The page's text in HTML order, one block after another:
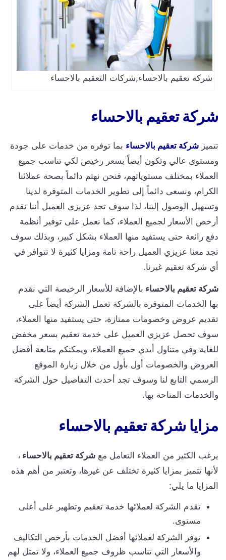
شركة تعقيم بالاحساء,شركات التعقيم بالاحساء
شركة تعقيم بالاحساء
تتميز شركة تعقيم بالاحساء بما توفره من خدمات على جودة
ومستوى عالي وتكون أيضاً بسعر رخيص لكي تناسب جميع
العملاء بمختلف مستوياتهم، فنحن نهتم دائماً بصحة عملائنا
الكرام، ونسعى دائماً إلى تطوير الخدمات المتوفرة لدينا
وتسهيل الوصول إلينا، لذا سوف تجد عزيزي العميل أننا نقدم
أرخص الأسعار لجميع العملاء، كما نعمل على توفير أنظمة
دفع رائعة حتى يستفيد منها العملاء بشكل كبير، وبذلك سوف
تجد معنا عزيزي العميل راحة تامة ومزايا كثيرة لا تتوافر في
أي شركة تعقيم غيرنا.
شركة تعقيم بالاحساء بالإضافة للأسعار الرخيصة التي نقدم
بها الخدمات المتوفرة بالشركة تعمل الشركة أيضاً على
تقديم عروض وخصومات ممتازة، حتى يستفيد منها العملاء،
سوف تحصل عزيزي العميل على خدمة تعقيم بسعر مخفض
للغاية وفي متناول أيدي جميع العملاء، ويمكنكم متابعة أفضل
العروض والخصومات أول بأول من خلال زيارة الموقع
الرسمي التابع لنا وسوف تجد أحدث التفاصيل حول الشركة
والخدمات المتاحة بها.
مزايا شركة تعقيم بالاحساء
يرغب الكثير من العملاء التعامل مع شركة تعقيم بالاحساء ،
لأنها تتميز بمزايا كثيرة تختلف عن غيرها، وتعتبر من أهم هذه
المزايا ما يلي:
تقدم الشركة لعملائها خدمة تعقيم وتطهير على أعلى
مستوى.
توفر الشركة لعملائها أفضل الخدمات بأرخص التكاليف
والأسعار التي تناسب ظروف جميع العملاء، ولا تمثل لهم